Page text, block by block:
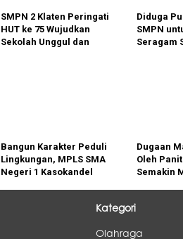
SMPN 2 Klaten Peringati
HUT ke 75 Wujudkan
Sekolah Unggul dan
Diduga
SMPN
Seragam
Bangun Karakter Peduli
Lingkungan, MPLS SMA
Negeri 1 Kasokandel
Dugaan
Oleh
Semakin
Kategori
Olahraga